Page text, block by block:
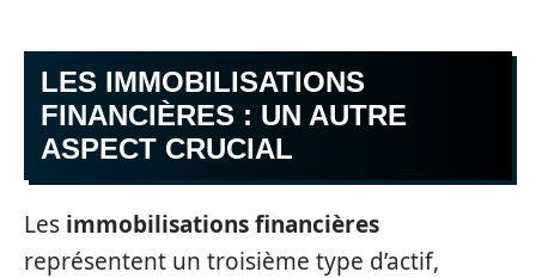
LES IMMOBILISATIONS
FINANCIÈRES : UN AUTRE
ASPECT CRUCIAL
Les immobilisations financières
représentent un troisième type d’actif,